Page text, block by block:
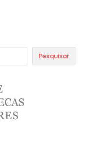
Pesquisar